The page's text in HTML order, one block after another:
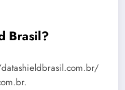
Brasil?